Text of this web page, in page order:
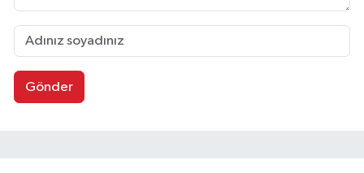
Gönder